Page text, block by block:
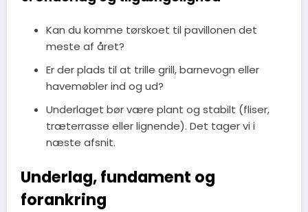
Kan du komme tørskoet til pavillonen det
meste af året?
Er der plads til at trille grill, barnevogn eller
havemøbler ind og ud?
Underlaget bør være plant og stabilt (fliser,
træterrasse eller lignende). Det tager vi i
næste afsnit.
Underlag, fundament og
forankring